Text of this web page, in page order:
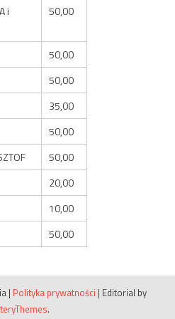
i
50,00
50,00
50,00
35,00
50,00
50,00
20,00
10,00
50,00
| Polityka prywatności | Editorial by
.